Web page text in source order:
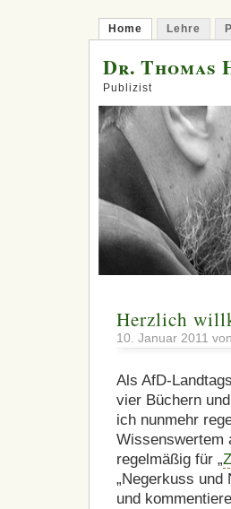
Home Lehre
Dr. Thomas
Publizist
Herzlich
10. Januar 2011 von
Als AfD-
vier Büchern
ich nunmehr
Wissenswertem
regelmäßig für „
„Negerkuss und
und